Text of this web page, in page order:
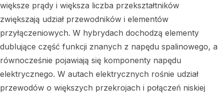
większe prądy i większa liczba przekształtników
zwiększają udział przewodników i elementów
przyłączeniowych. W hybrydach dochodzą elementy
dublujące część funkcji znanych z napędu spalinowego, a
równocześnie pojawiają się komponenty napędu
elektrycznego. W autach elektrycznych rośnie udział
przewodów o większych przekrojach i połączeń niskiej